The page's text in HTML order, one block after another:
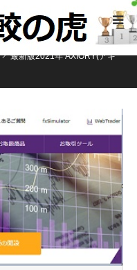
最新版2021年 AXIORY(アキ